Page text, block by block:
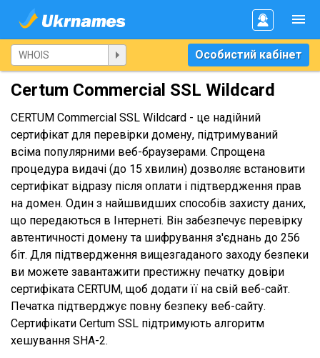
Особистий кабінет
Certum Commercial SSL Wildcard
CERTUM Commercial SSL Wildcard - це надійний
сертифікат для перевірки домену, підтримуваний
всіма популярними веб-браузерами. Спрощена
процедура видачі (до 15 хвилин) дозволяє встановити
сертифікат відразу після оплати і підтвердження прав
на домен. Один з найшвидших способів захисту даних,
що передаються в Інтернеті. Він забезпечує перевірку
автентичності домену та шифрування з'єднань до 256
біт. Для підтвердження вищезгаданого заходу безпеки
ви можете завантажити престижну печатку довіри
сертифіката CERTUM, щоб додати її на свій веб-сайт.
Печатка підтверджує повну безпеку веб-сайту.
Сертифікати Certum SSL підтримують алгоритм
хешування SHA-2.